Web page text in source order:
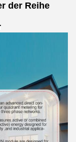
der Reihe